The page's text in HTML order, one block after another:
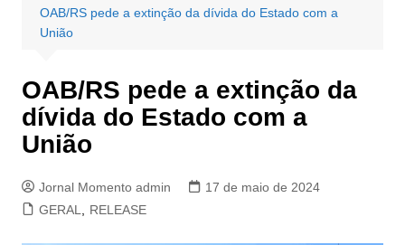
OAB/RS pede a extinção da dívida do Estado com a
União
OAB/RS pede a extinção da
dívida do Estado com a
União
Jornal Momento admin
17 de maio de 2024
GERAL
RELEASE